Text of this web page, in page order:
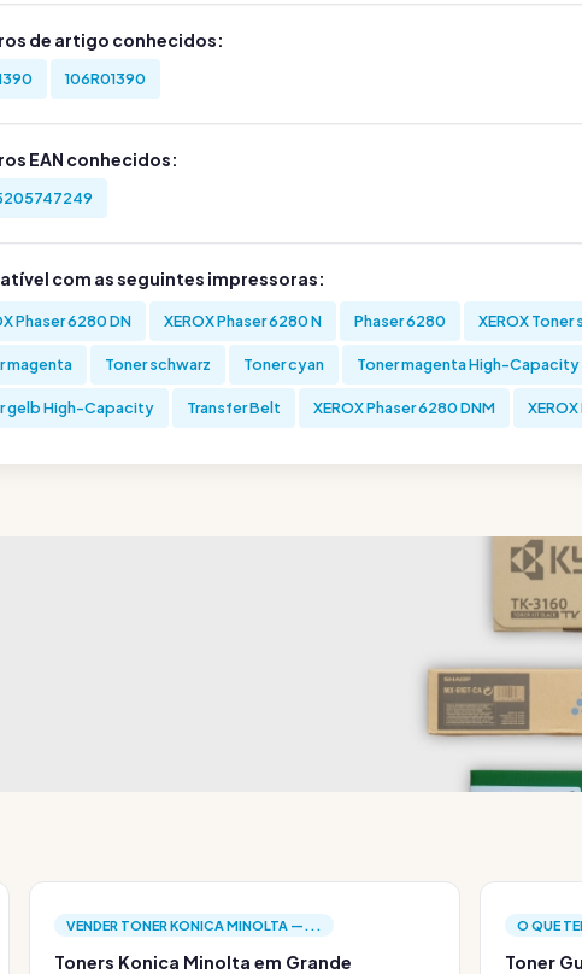
de artigo conhecidos:
106R01390
EAN conhecidos:
com as seguintes impressoras:
Phaser 6280 DN XEROX Phaser 6280 N Phaser 6280 XEROX
magenta Toner schwarz Toner cyan Toner magenta High-Capacity
gelb High-Capacity Transfer Belt XEROX Phaser 6280 DNM
VENDER TONER KONICA MINOLTA —...
Toners Konica Minolta em Grande
O QUE
Toner